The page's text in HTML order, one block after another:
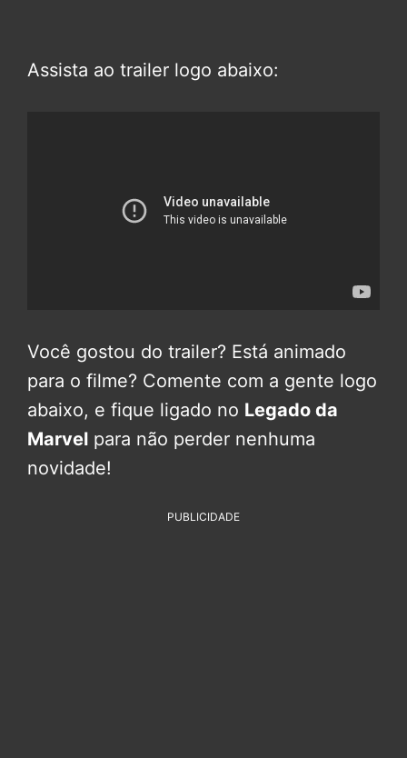
Assista ao trailer logo abaixo:
Você gostou do trailer? Está animado
para o filme? Comente com a gente logo
abaixo, e fique ligado no Legado da
Marvel para não perder nenhuma
novidade!
PUBLICIDADE